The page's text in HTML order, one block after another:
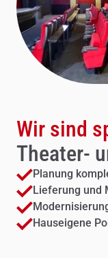
Wir sind
Theater-
Planung
Lieferung und
Hauseigene